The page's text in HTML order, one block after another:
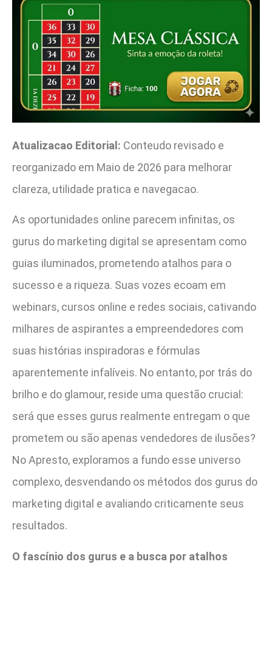
Atualizacao Editorial: Conteudo revisado e
reorganizado em Maio de 2026 para melhorar
clareza, utilidade pratica e navegacao.
As oportunidades online parecem infinitas, os
gurus do marketing digital se apresentam como
guias iluminados, prometendo atalhos para o
sucesso e a riqueza. Suas vozes ecoam em
webinars, cursos online e redes sociais, cativando
milhares de aspirantes a empreendedores com
suas histórias inspiradoras e fórmulas
aparentemente infalíveis. No entanto, por trás do
brilho e do glamour, reside uma questão crucial:
será que esses gurus realmente entregam o que
prometem ou são apenas vendedores de ilusões?
No Apresto, exploramos a fundo esse universo
complexo, desvendando os métodos dos gurus do
marketing digital e avaliando criticamente seus
resultados.
O fascínio dos gurus e a busca por atalhos